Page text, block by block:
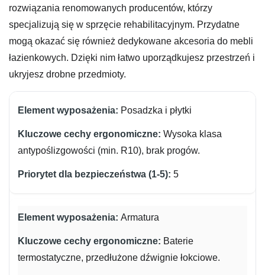
rozwiązania renomowanych producentów, którzy
specjalizują się w sprzęcie rehabilitacyjnym. Przydatne
mogą okazać się również dedykowane akcesoria do mebli
łazienkowych. Dzięki nim łatwo uporządkujesz przestrzeń i
ukryjesz drobne przedmioty.
Posadzka i płytki
Wysoka klasa
antypoślizgowości (min. R10), brak progów.
5
Armatura
Baterie
termostatyczne, przedłużone dźwignie łokciowe.